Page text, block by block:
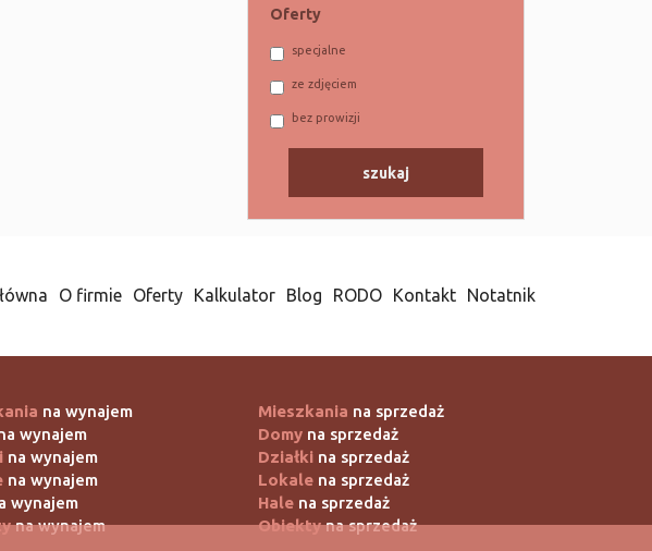
Oferty
specjalne
ze zdjęciem
bez prowizji
O firmie Oferty Kalkulator Blog RODO Kontakt Notatnik
na wynajem
wynajem
na wynajem
na wynajem
wynajem
na wynajem
Mieszkania na sprzedaż
Domy na sprzedaż
Działki na sprzedaż
Lokale na sprzedaż
Hale na sprzedaż
Obiektyna sprzedaż